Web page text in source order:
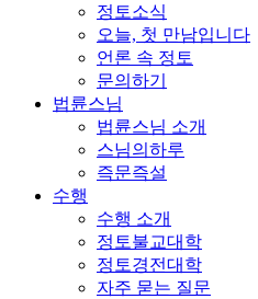
정토소식
오늘, 첫 만남입니다
언론 속 정토
문의하기
법륜스님
법륜스님 소개
스님의하루
즉문즉설
수행
수행 소개
정토불교대학
정토경전대학
자주 묻는 질문